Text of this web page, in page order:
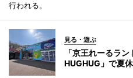
行われる。
見る・遊ぶ
「京王れーるラ
HUGHUG」で夏